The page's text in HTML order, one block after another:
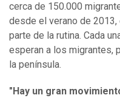
cerca de 150.000
desde el verano de
parte de la rutina. Cada
esperan a los migrantes,
la península.
"Hay un gran